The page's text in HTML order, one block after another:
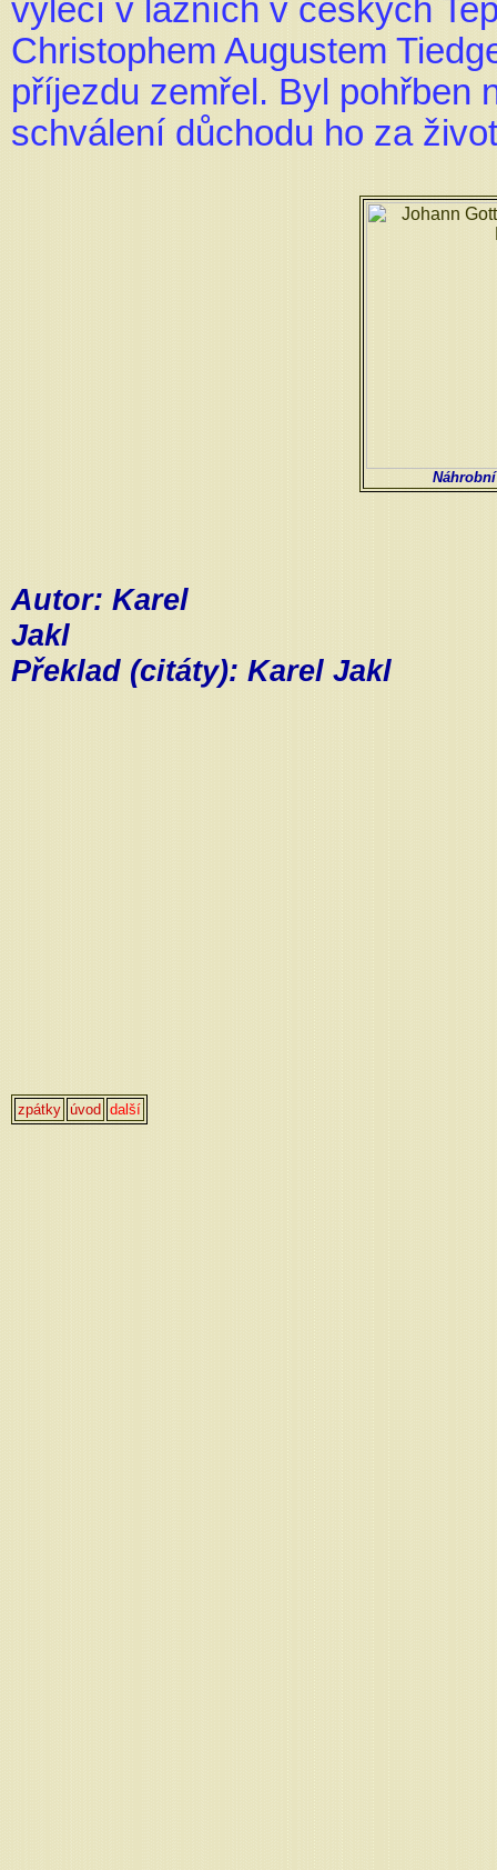
vyléčí v lázních v českých
Christophem Augustem
příjezdu zemřel. Byl pohřben
schválení důchodu ho za
Autor: Karel
Jakl
Překlad (citáty): Karel Jakl
zpátky úvod další